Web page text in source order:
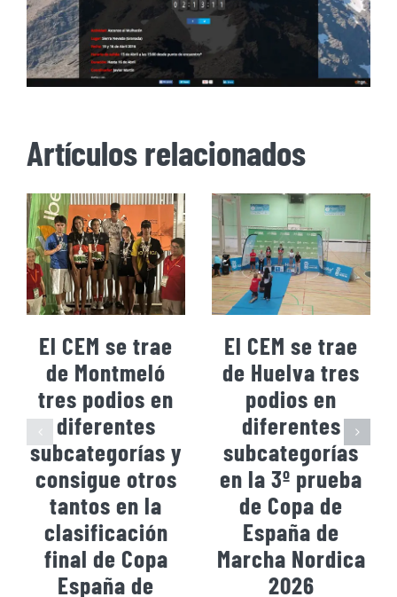
Artículos relacionados
El CEM se trae
de Montmeló
tres podios en
diferentes
subcategorías y
consigue otros
tantos en la
clasificación
final de Copa
España de
El CEM se trae
de Huelva tres
podios en
diferentes
subcategorías
en la 3º prueba
de Copa de
España de
Marcha Nordica
2026